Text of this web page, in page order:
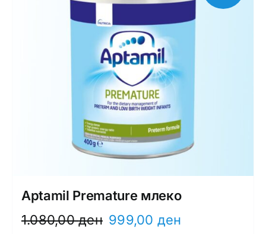
Aptamil Premature млеко
1.080,00ден Original
999,00 ден